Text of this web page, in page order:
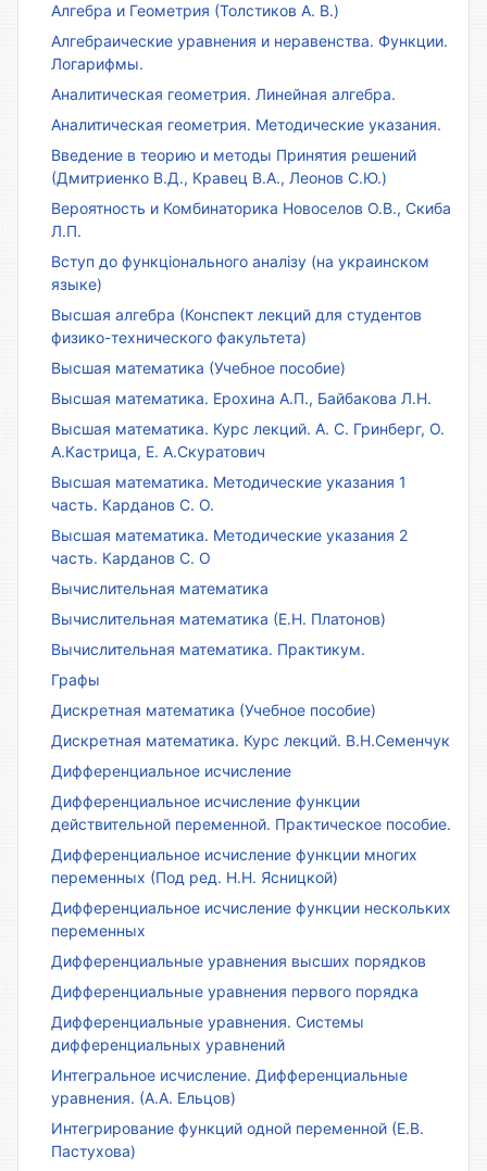
Алгебра и Геометрия (Толстиков А. В.)
Алгебраические уравнения и неравенства. Функции.
Логарифмы.
Аналитическая геометрия. Линейная алгебра.
Аналитическая геометрия. Методические указания.
Введение в теорию и методы Принятия решений
(Дмитриенко В.Д., Кравец В.А., Леонов С.Ю.)
Вероятность и Комбинаторика Новоселов О.В., Скиба
Л.П.
Вступ до функціонального аналізу (на украинском
языке)
Высшая алгебра (Конспект лекций для студентов
физико-технического факультета)
Высшая математика (Учебное пособие)
Высшая математика. Ерохина А.П., Байбакова Л.Н.
Высшая математика. Курс лекций. А. С. Гринберг, О.
А.Кастрица, Е. А.Скуратович
Высшая математика. Методические указания 1
часть. Карданов С. О.
Высшая математика. Методические указания 2
часть. Карданов С. О
Вычислительная математика
Вычислительная математика (Е.Н. Платонов)
Вычислительная математика. Практикум.
Графы
Дискретная математика (Учебное пособие)
Дискретная математика. Курс лекций. В.Н.Семенчук
Дифференциальное исчисление
Дифференциальное исчисление функции
действительной переменной. Практическое пособие.
Дифференциальное исчисление функции многих
переменных (Под ред. Н.Н. Ясницкой)
Дифференциальное исчисление функции нескольких
переменных
Дифференциальные уравнения высших порядков
Дифференциальные уравнения первого порядка
Дифференциальные уравнения. Системы
дифференциальных уравнений
Интегральное исчисление. Дифференциальные
уравнения. (А.А. Ельцов)
Интегрирование функций одной переменной (Е.В.
Пастухова)